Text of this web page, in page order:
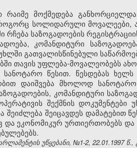
მოქმედება
სოლიდარული მოვალეები,
საზოგადოების
კომანდიტური
გათვალისწინებული
თავის უფლება-მოვალეობებს
წესით. წესდებას
დაიშვება მხოლოდ
კომანდიტური
შექმნის
შეიძლება შეიცავდეს დამატებით
ეკონომიკურ ურთიერთობებს და
უწყებანი, №1-2, 22.01.1997 წ.,